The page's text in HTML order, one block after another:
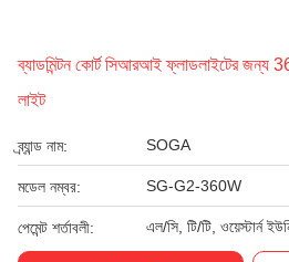
ব্যাডমিন্টন কোর্ট সিআরআই ফ্লাডলাইটের
লাইট
ব্র্যান্ড নাম: SOGA
মডেল নম্বর: SG-G2-360W
পেমেন্ট শর্তাবলী: এল/সি, টি/টি, ওয়েস্টার্ন